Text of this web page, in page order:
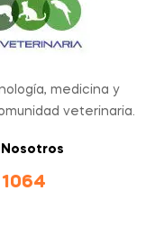
medicina y
veterinaria.